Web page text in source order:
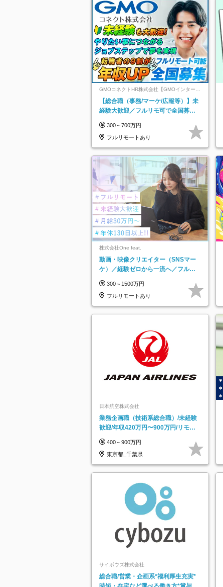
GMOコネクトHR株式会社【GMOインターネ
ットグループ】
【総合職（事務/マーケ/広報等）】未
経験大歓迎／フルリモ可で全国募
★
300～700万円
フルリモートあり
株式会社One feat.
動画・映像クリエイター（SNSマー
ケ）／経験ゼロから一流へ／フルリ
日以上
300～1500万円
フルリモートあり
日本航空株式会社
業務企画職（技術系総合職）/未経験
歓迎/年収420万円〜900万円/リモー
400～900万円
東京都_千葉県
サイボウズ株式会社
総合職/営業・企画系*福利厚生充実*